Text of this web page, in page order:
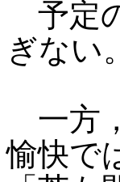
予定
ぎない。
一方
愉快で